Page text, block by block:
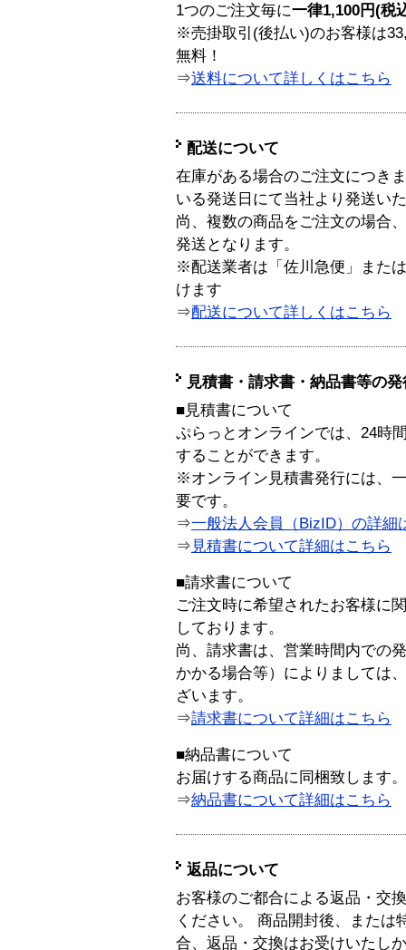
1つのご注文毎に一律1,100円(税
※売掛取引(後払い)のお客様は
無料！
⇒送料について詳しくはこちら
配送について
在庫がある場合のご注文につき
いる発送日にて当社より発送い
尚、複数の商品をご注文の場合
発送となります。
※配送業者は「佐川急便」また
けます
⇒配送について詳しくはこちら
見積書・請求書・納品書等の
■見積書について
ぷらっとオンラインでは、24時
することができます。
※オンライン見積書発行には、
要です。
⇒一般法人会員（BizID）の詳細
⇒ 見積書について詳細はこちら
■請求書について
ご注文時に希望されたお客様に
しております。
尚、請求書は、営業時間内での
かかる場合等）によりましては
ざいます。
⇒請求書について詳細はこちら
■納品書について
お届けする商品に同梱致します。
⇒納品書について詳細はこちら
返品について
お客様のご都合による返品・交
ください。 商品開封後、または
合、返品・交換はお受けいたし